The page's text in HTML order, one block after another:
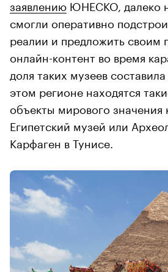
заявлению ЮНЕСКО, далеко
смогли оперативно
реалии и предложить своим
онлайн-контент во время
доля таких музеев
этом регионе находятся
объекты мирового значения
Египетский музей или
Карфаген в Тунисе.